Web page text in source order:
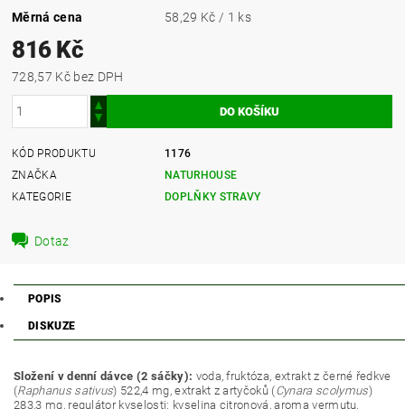
Měrná cena
58,29 Kč / 1 ks
816 Kč
728,57 Kč bez DPH
KÓD PRODUKTU
1176
ZNAČKA
NATURHOUSE
KATEGORIE
DOPLŇKY STRAVY
Dotaz
POPIS
DISKUZE
Složení v denní dávce (2 sáčky): voda, fruktóza, extrakt z černé ředkve
(Raphanus sativus) 522,4 mg, extrakt z artyčoků (Cynara scolymus)
283,3 mg, regulátor kyselosti: kyselina citronová, aroma vermutu,